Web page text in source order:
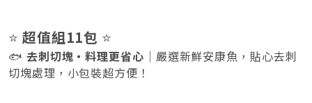
⭐ 超值組11包 ⭐
🐟 去刺切塊・料理更省心 ｜嚴選新鮮安康魚，貼心去刺
切塊處理，小包裝超方便！